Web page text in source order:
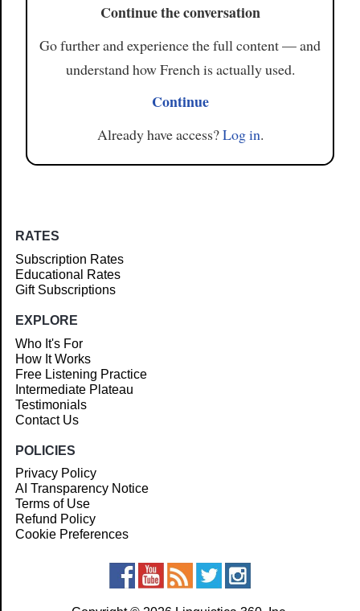
Continue the conversation
Go further and experience the full content — and
understand how French is actually used.
Continue
Already have access?Log in.
RATES
Subscription Rates
Educational Rates
Gift Subscriptions
EXPLORE
Who It's For
How It Works
Free Listening Practice
Intermediate Plateau
Testimonials
Contact Us
POLICIES
Privacy Policy
AI Transparency Notice
Terms of Use
Refund Policy
Cookie Preferences